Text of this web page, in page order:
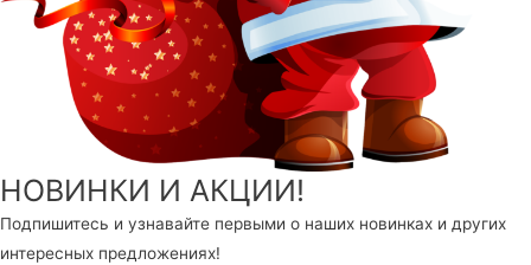
НОВИНКИ И АКЦИИ!
Подпишитесь и узнавайте первыми о наших новинках и других
интересных предложениях!